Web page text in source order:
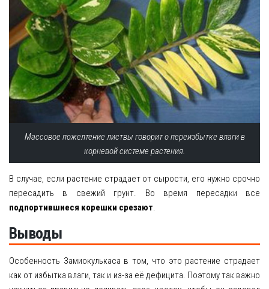
Массовое пожелтение листвы говорит о переизбытке влаги в
корневой системе растения.
В случае, если растение страдает от сырости, его нужно срочно
пересадить в свежий грунт. Во время пересадки все
подпортившиеся корешки срезают.
Выводы
Особенность Замиокулькаса в том, что это растение страдает
как от избытка влаги, так и из-за её дефицита. Поэтому так важно